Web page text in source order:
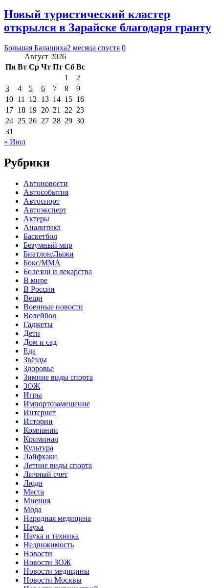
Новый туристический кластер
открылся в Зарайске благодаря гранту
Большая Балашиха2 месяца спустя 0
Август 2026
Пн Вт Ср Чт Пт Сб Вс
1
2
3
4 5 6 7 8
9
10 11 12 13 14 15 16
17 18 19 20 21 22 23
24 25 26 27 28 29 30
31
« Июл
Рубрики
Автоновости
Автособытия
Автоспорт
Автоэксперт
Актеры
Аналитика
Баскетбол
Безумный мир
Биатлон/Лыжи
Бокс/MMA
Болезни и лекарства
В мире
В России
Вещи
Военные новости
Волейбол
Гаджеты
Дети
Дом и сад
Еда
Звёзды
Здоровье
Зимние виды спорта
ЗОЖ
Игры
Импортозамещение
Интернет
Истории
Компании
Криминал
Культура
Лайфхаки
Летние виды спорта
Личный счет
Люди
Места
Мнения
Мода
Народная медицина
Наука
Наука и техника
Недвижимость
Новости
Новости ЗОЖ
Новости медицины
Новости Москвы